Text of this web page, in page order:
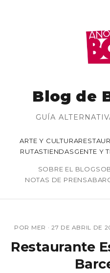
Blog de
GUÍA
ARTE Y CULTURA
RUTASTIENDASGENTE Y
SOBRE EL BLOG
NOTAS DE PRENSA
POR MER ·27 DE ABRIL DE
Restaurante